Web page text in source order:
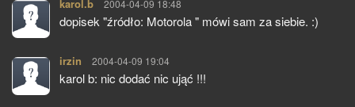
karol.b pisze:
2004-04-09 18:48
dopisek "źródło: Motorola " mówi sam za siebie. :)
irzin pisze:
2004-04-09 19:04
karol b: nic dodać nic ująć !!!